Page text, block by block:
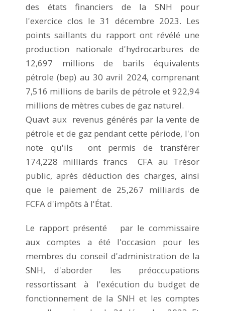
des états financiers de la SNH pour
l'exercice clos le 31 décembre 2023. Les
points saillants du rapport ont révélé une
production nationale d'hydrocarbures de
12,697 millions de barils équivalents
pétrole (bep) au 30 avril 2024, comprenant
7,516 millions de barils de pétrole et 922,94
millions de mètres cubes de gaz naturel.
Quavt aux revenus générés par la vente de
pétrole et de gaz pendant cette période, l'on
note qu'ils ont permis de transférer
174,228 milliards francs CFA au Trésor
public, après déduction des charges, ainsi
que le paiement de 25,267 milliards de
FCFA d'impôts à l'État.
Le rapport présenté par le commissaire
aux comptes a été l'occasion pour les
membres du conseil d'administration de la
SNH, d'aborder les préoccupations
ressortissant à l'exécution du budget de
fonctionnement de la SNH et les comptes